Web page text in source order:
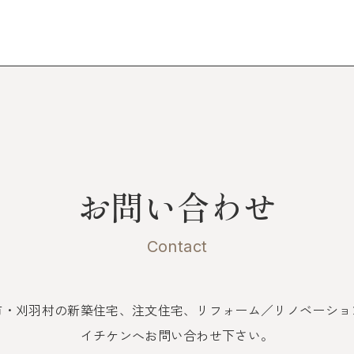
お問い合わせ
Contact
刈羽村の新築住宅、注文住宅、
リフォーム／リノベーシ
イチケンへお問い合わせ下さい。